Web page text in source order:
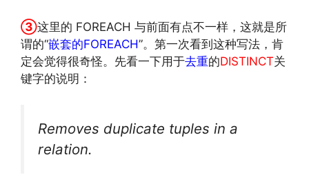
③这里的 FOREACH 与前面有点不一样，这就是所
谓的“嵌套的FOREACH”。第一次看到这种写法，肯
定会觉得很奇怪。先看一下用于去重的DISTINCT关
键字的说明：
Removes duplicate tuples in a
relation.